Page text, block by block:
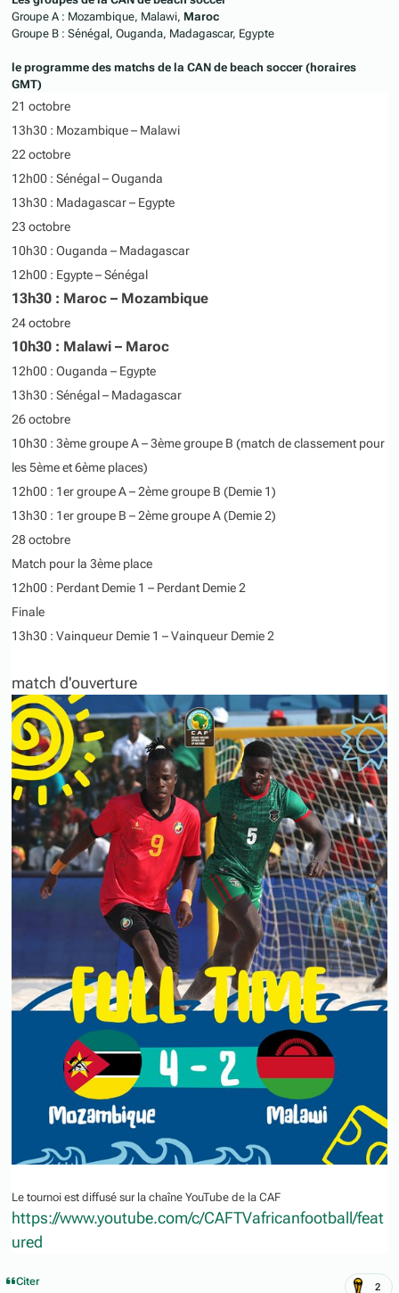
Groupe A : Mozambique, Malawi, Maroc
Groupe B : Sénégal, Ouganda, Madagascar, Egypte
le programme des matchs de la CAN de beach soccer (horaires
GMT)
21 octobre
13h30 : Mozambique – Malawi
22 octobre
12h00 : Sénégal – Ouganda
13h30 : Madagascar – Egypte
23 octobre
10h30 : Ouganda – Madagascar
12h00 : Egypte – Sénégal
13h30 : Maroc – Mozambique
24 octobre
10h30 : Malawi – Maroc
12h00 : Ouganda – Egypte
13h30 : Sénégal – Madagascar
26 octobre
10h30 : 3ème groupe A – 3ème groupe B (match de classement pour
les 5ème et 6ème places)
12h00 : 1er groupe A – 2ème groupe B (Demie 1)
13h30 : 1er groupe B – 2ème groupe A (Demie 2)
28 octobre
Match pour la 3ème place
12h00 : Perdant Demie 1 – Perdant Demie 2
Finale
13h30 : Vainqueur Demie 1 – Vainqueur Demie 2
match d'ouverture
Le tournoi est diffusé sur la chaîne YouTube de la CAF
https://www.youtube.com/c/CAFTVafricanfootball/feat
ured
Citer 2